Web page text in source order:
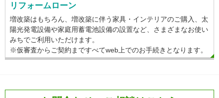
リフォームローン
増改築はもちろん、増改築に伴う家具・インテリアのご購入、太
陽光発電設備や家庭用蓄電池設備の設置など、さまざまなお使い
みちでご利用いただけます。
※仮審査からご契約まですべてweb上でのお手続きとなります。